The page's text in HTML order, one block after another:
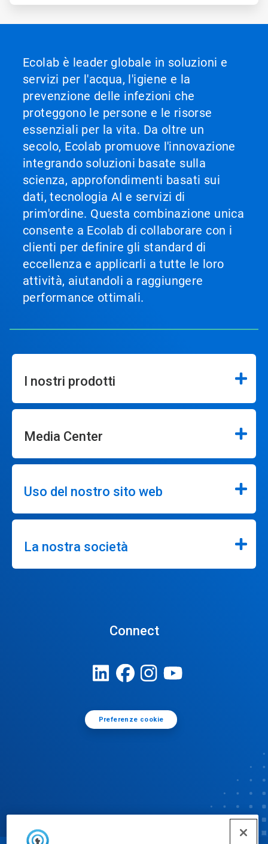
Ecolab è leader globale in soluzioni e
servizi per l'acqua, l'igiene e la
prevenzione delle infezioni che
proteggono le persone e le risorse
essenziali per la vita. Da oltre un
secolo, Ecolab promuove l'innovazione
integrando soluzioni basate sulla
scienza, approfondimenti basati sui
dati, tecnologia AI e servizi di
prim'ordine. Questa combinazione unica
consente a Ecolab di collaborare con i
clienti per definire gli standard di
eccellenza e applicarli a tutte le loro
attività, aiutandoli a raggiungere
performance ottimali.
I nostri prodotti
Media Center
Uso del nostro sito web
La nostra società
Connect
Preferenze cookie